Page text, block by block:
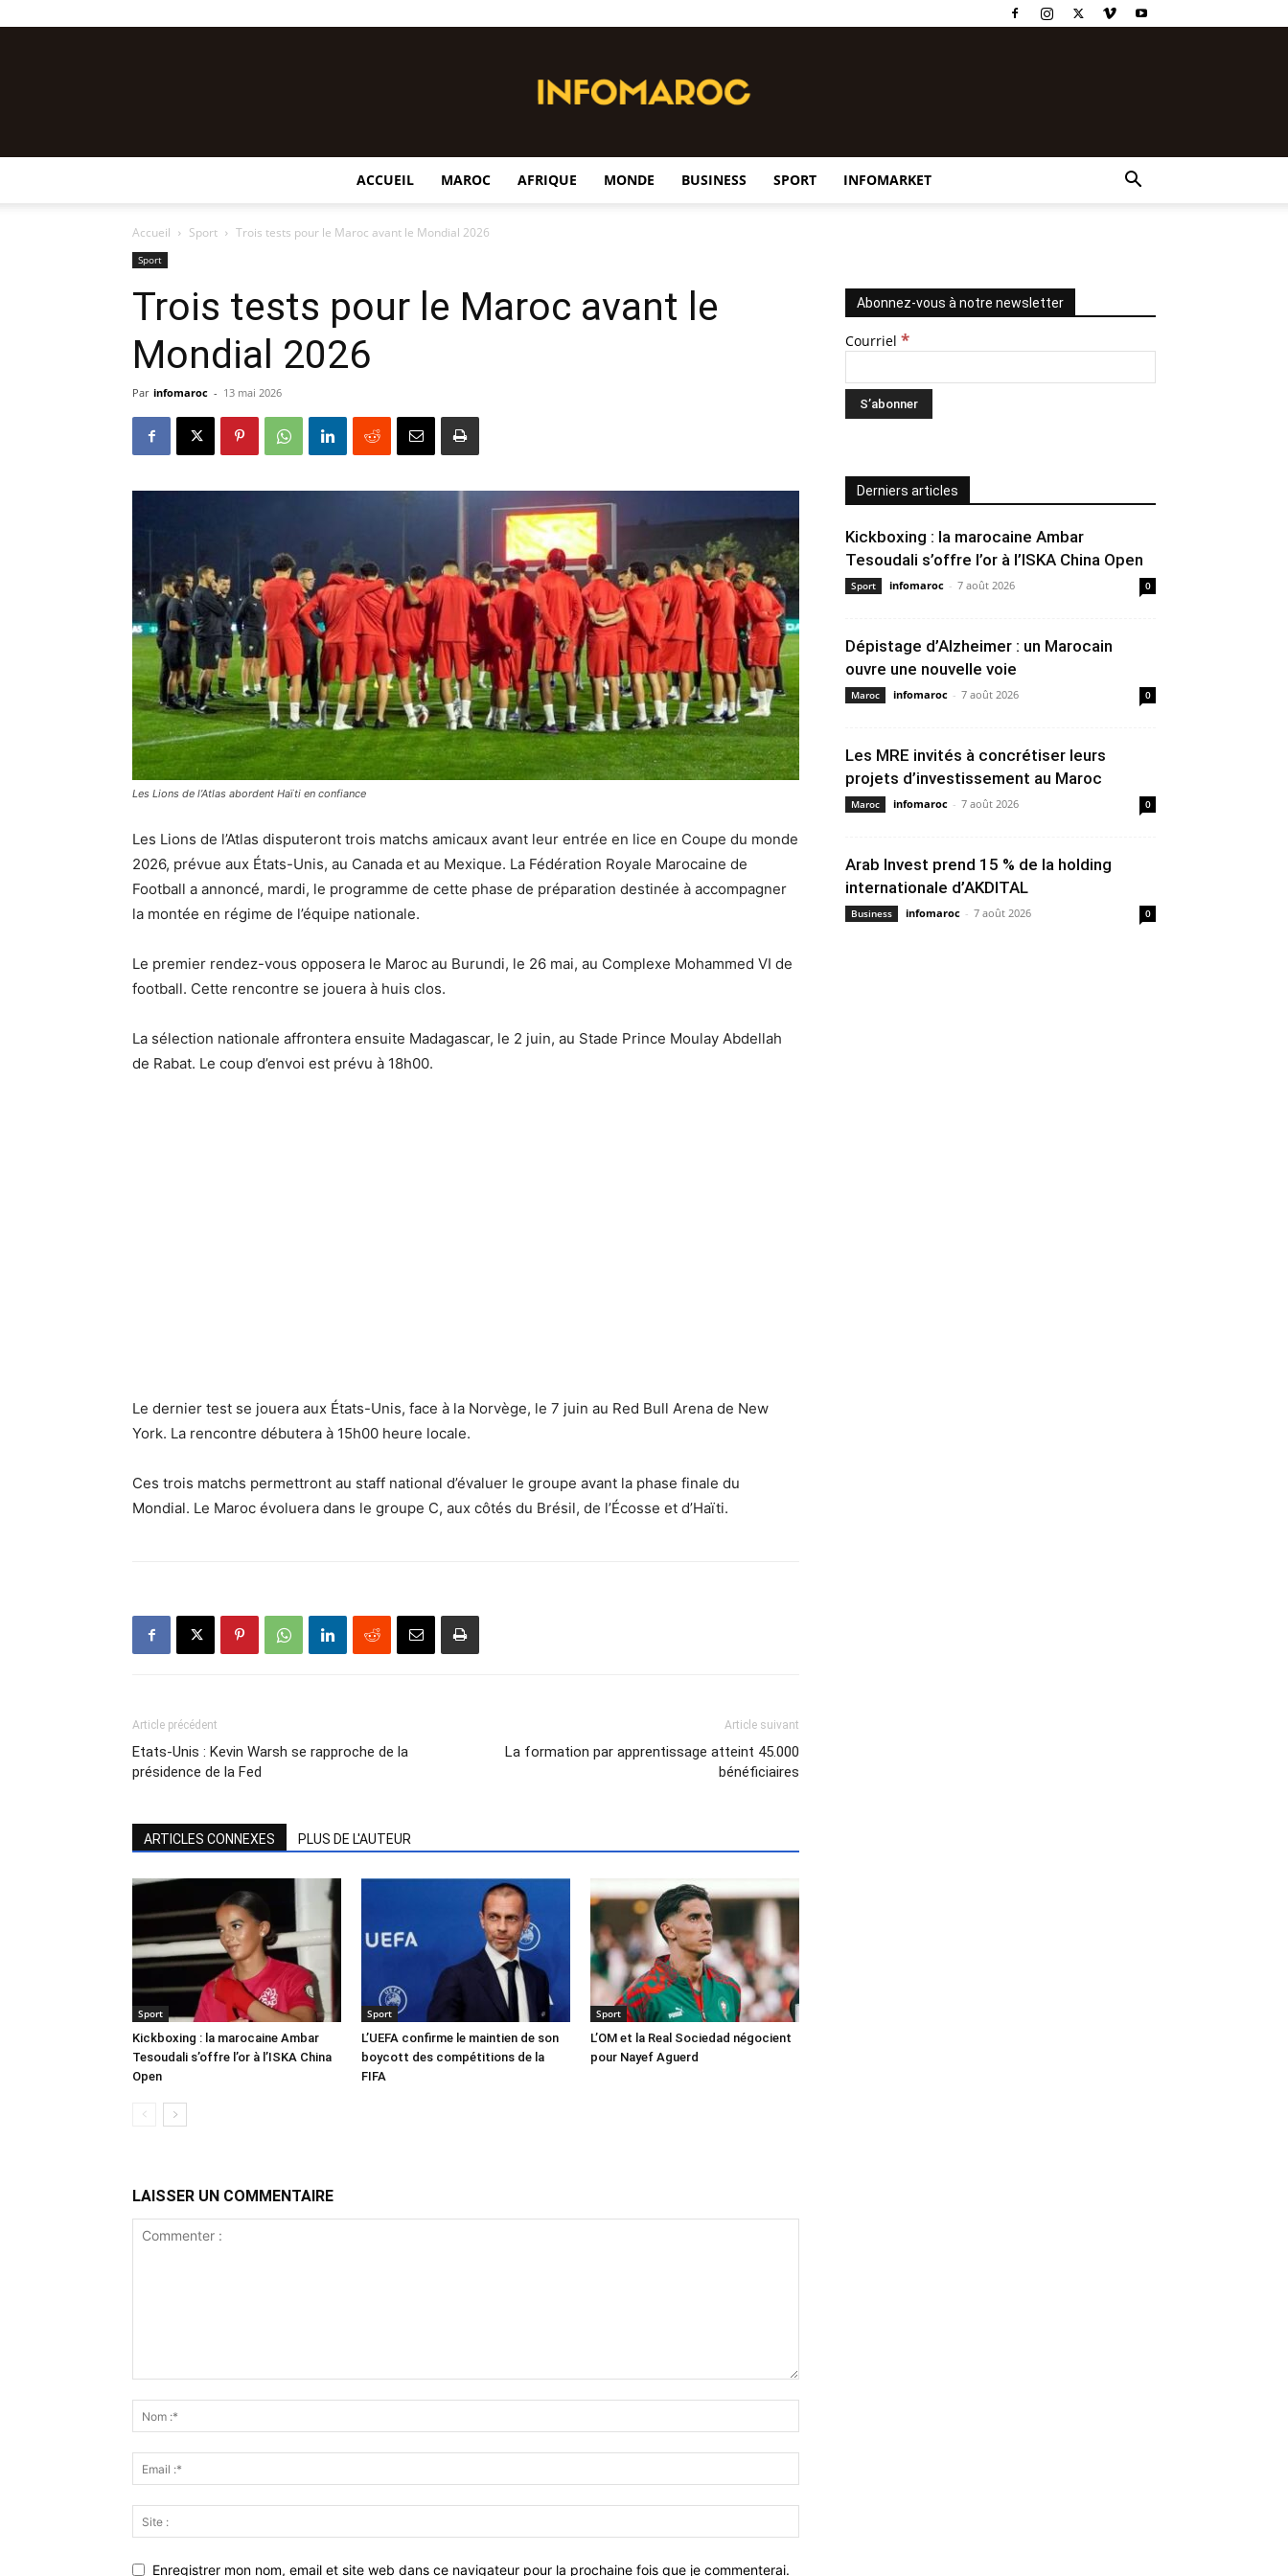
ACCUEIL MAROC AFRIQUE MONDE BUSINESS SPORT INFOMARKET
Accueil Sport Trois tests pour le Maroc avant le Mondial 2026
Sport
Trois tests pour le Maroc avant le
Mondial 2026
Par infomaroc - 13 mai 2026
Les Lions de l’Atlas abordent Haïti en confiance
Les Lions de l’Atlas disputeront trois matchs amicaux avant leur entrée en lice en Coupe du monde
2026, prévue aux États-Unis, au Canada et au Mexique. La Fédération Royale Marocaine de
Football a annoncé, mardi, le programme de cette phase de préparation destinée à accompagner
la montée en régime de l’équipe nationale.
Le premier rendez-vous opposera le Maroc au Burundi, le 26 mai, au Complexe Mohammed VI de
football. Cette rencontre se jouera à huis clos.
La sélection nationale affrontera ensuite Madagascar, le 2 juin, au Stade Prince Moulay Abdellah
de Rabat. Le coup d’envoi est prévu à 18h00.
Le dernier test se jouera aux États-Unis, face à la Norvège, le 7 juin au Red Bull Arena de New
York. La rencontre débutera à 15h00 heure locale.
Ces trois matchs permettront au staff national d’évaluer le groupe avant la phase finale du
Mondial. Le Maroc évoluera dans le groupe C, aux côtés du Brésil, de l’Écosse et d’Haïti.
Article précédent
Etats-Unis : Kevin Warsh se rapproche de la
présidence de la Fed
Article suivant
La formation par apprentissage atteint 45.000
bénéficiaires
ARTICLES CONNEXES PLUS DE L'AUTEUR
Sport
Kickboxing : la marocaine Ambar
Tesoudali s’offre l’or à l’ISKA China
Open
Sport
L’UEFA confirme le maintien de son
boycott des compétitions de la
FIFA
Sport
L’OM et la Real Sociedad négocient
pour Nayef Aguerd
LAISSER UN COMMENTAIRE
Enregistrer mon nom, email et site web dans ce navigateur pour la prochaine fois que je commenterai.
Abonnez-vous à notre newsletter
Courriel *
Derniers articles
Kickboxing : la marocaine Ambar
Tesoudali s’offre l’or à l’ISKA China Open
Sport infomaroc - 7 août 2026 0
Dépistage d’Alzheimer : un Marocain
ouvre une nouvelle voie
Maroc infomaroc - 7 août 2026 0
Les MRE invités à concrétiser leurs
projets d’investissement au Maroc
Maroc infomaroc - 7 août 2026 0
Arab Invest prend 15 % de la holding
internationale d’AKDITAL
Business infomaroc - 7 août 2026 0